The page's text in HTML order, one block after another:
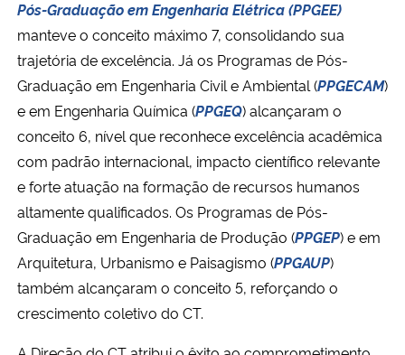
Pós-Graduação em Engenharia Elétrica (PPGEE)
manteve o conceito máximo 7, consolidando sua
trajetória de excelência. Já os Programas de Pós-
Graduação em Engenharia Civil e Ambiental (PPGECAM)
e em Engenharia Química (PPGEQ) alcançaram o
conceito 6, nível que reconhece excelência acadêmica
com padrão internacional, impacto científico relevante
e forte atuação na formação de recursos humanos
altamente qualificados. Os Programas de Pós-
Graduação em Engenharia de Produção (PPGEP) e em
Arquitetura, Urbanismo e Paisagismo (PPGAUP)
também alcançaram o conceito 5, reforçando o
crescimento coletivo do CT.